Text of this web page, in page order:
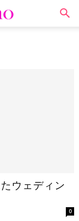
ウェディン
0